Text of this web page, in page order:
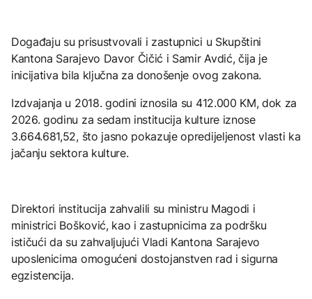
Događaju su prisustvovali i zastupnici u Skupštini
Kantona Sarajevo Davor Čičić i Samir Avdić, čija je
inicijativa bila ključna za donošenje ovog zakona.
Izdvajanja u 2018. godini iznosila su 412.000 KM, dok za
2026. godinu za sedam institucija kulture iznose
3.664.681,52, što jasno pokazuje opredijeljenost vlasti ka
jačanju sektora kulture.
Direktori institucija zahvalili su ministru Magodi i
ministrici Bošković, kao i zastupnicima za podršku
ističući da su zahvaljujući Vladi Kantona Sarajevo
uposlenicima omogućeni dostojanstven rad i sigurna
egzistencija.